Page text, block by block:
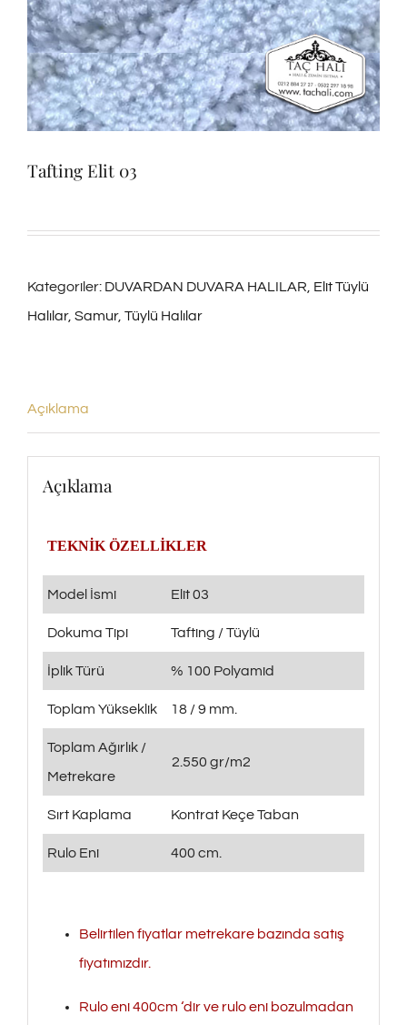
Tafting Elit 03
Kategoriler: DUVARDAN DUVARA HALILAR, Elit Tüylü
Halılar, Samur, Tüylü Halılar
Açıklama
Açıklama
TEKNİK ÖZELLİKLER
Model İsmi Elit 03
Dokuma Tipi Tafting / Tüylü
İplik Türü % 100 Polyamid
Toplam Yükseklik 18 / 9 mm.
Toplam Ağırlık /
Metrekare
2.550 gr/m2
Sırt Kaplama Kontrat Keçe Taban
Rulo Eni 400 cm.
Belirtilen fiyatlar metrekare bazında satış
fiyatımızdır.
Rulo eni 400cm ‘dir ve rulo eni bozulmadan